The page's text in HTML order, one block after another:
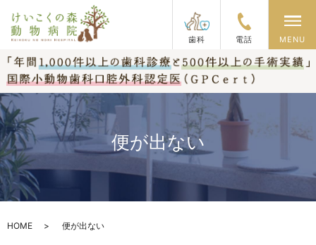
歯科 電話
メ
MENU
便が出ない
HOME 便が出ない